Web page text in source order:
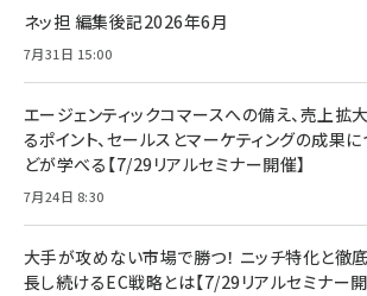
ネッ担 編集後記2026年6月
7月31日 15:00
エージェンティックコマースへの備え、売上拡
るポイント、セールスとマーケティングの成果
どが学べる【7/29リアルセミナー開催】
7月24日 8:30
大手が攻めない市場で勝つ！ ニッチ特化と徹
長し続けるEC戦略とは【7/29リアルセミナー開